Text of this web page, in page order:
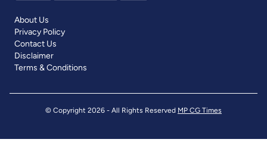
About Us
Privacy Policy
Contact Us
Disclaimer
Terms & Conditions
© Copyright 2026 - All Rights Reserved MP CG Times